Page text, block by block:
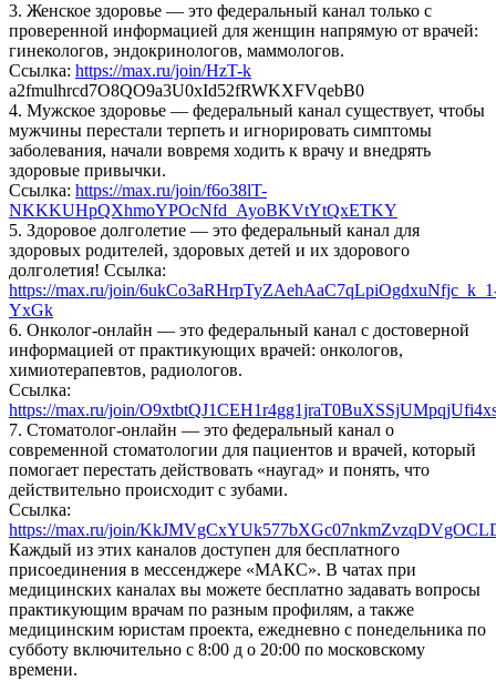
3. Женское здоровье — это федеральный канал только с
проверенной информацией для женщин напрямую от врачей:
гинекологов, эндокринологов, маммологов.
Ссылка: https://max.ru/join/HzT-k
a2fmulhrcd7O8QO9a3U0xId52fRWKXFVqebB0
4. Мужское здоровье — федеральный канал существует, чтобы
мужчины перестали терпеть и игнорировать симптомы
заболевания, начали вовремя ходить к врачу и внедрять
здоровые привычки.
Ссылка: https://max.ru/join/f6o38lT-
NKKKUHpQXhmoYPOcNfd_AyoBKVtYtQxETKY
5. Здоровое долголетие — это федеральный канал для
здоровых родителей, здоровых детей и их здорового
долголетия! Ссылка:
https://max.ru/join/
YxGk
6. Онколог-онлайн — это федеральный канал с достоверной
информацией от практикующих врачей: онкологов,
химиотерапевтов, радиологов.
Ссылка:
https://max.ru/join/
7. Стоматолог-онлайн — это федеральный канал о
современной стоматологии для пациентов и врачей, который
помогает перестать действовать «наугад» и понять, что
действительно происходит с зубами.
Ссылка:
https://max.ru/join/
Каждый из этих каналов доступен для бесплатного
присоединения в мессенджере «МАКС». В чатах при
медицинских каналах вы можете бесплатно задавать вопросы
практикующим врачам по разным профилям, а также
медицинским юристам проекта, ежедневно с понедельника по
субботу включительно с 8:00 д о 20:00 по московскому
времени.